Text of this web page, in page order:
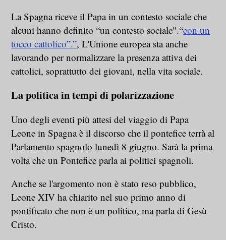
La Spagna riceve il Papa in un contesto sociale che
alcuni hanno definito “un contesto sociale".“con un
tocco cattolico”.”, L'Unione europea sta anche
lavorando per normalizzare la presenza attiva dei
cattolici, soprattutto dei giovani, nella vita sociale.
La politica in tempi di polarizzazione
Uno degli eventi più attesi del viaggio di Papa
Leone in Spagna è il discorso che il pontefice terrà al
Parlamento spagnolo lunedì 8 giugno. Sarà la prima
volta che un Pontefice parla ai politici spagnoli.
Anche se l'argomento non è stato reso pubblico,
Leone XIV ha chiarito nel suo primo anno di
pontificato che non è un politico, ma parla di Gesù
Cristo.